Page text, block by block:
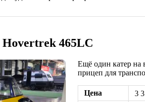
465LC
Ещё один катер на
прицеп для
Цена
3